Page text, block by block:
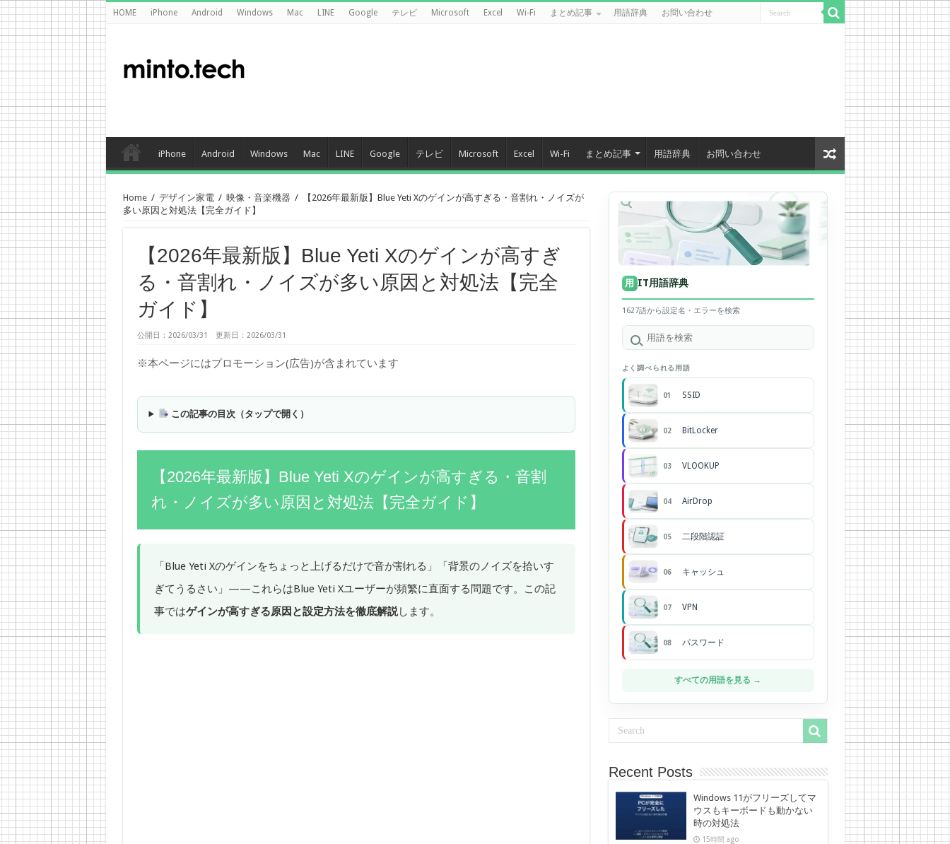
HOME iPhone Android Windows Mac LINE Google テレビ Microsoft Excel Wi-Fi まとめ記事 用語辞典 お問い合わせ
iPhone Android Windows Mac LINE Google テレビ Microsoft Excel Wi-Fi まとめ記事 用語辞典 お問い合わせ
Home / デザイン家電 / 映像・音楽機器 /
【2026年最新版】Blue Yeti Xのゲインが高すぎる・音割れ・ノイズが
多い原因と対処法【完全ガイド】
【2026年最新版】Blue Yeti Xのゲインが高すぎ
る・音割れ・ノイズが多い原因と対処法【完全
ガイド】
公開日：2026/03/31 更新日：2026/03/31
※本ページにはプロモーション(広告)が含まれています
この記事の目次（タップで開く）
【2026年最新版】Blue Yeti Xのゲインが高すぎる・音割
れ・ノイズが多い原因と対処法【完全ガイド】
「Blue Yeti Xのゲインをちょっと上げるだけで音が割れる」「背景のノイズを拾いす
ぎてうるさい」——これらはBlue Yeti Xユーザーが頻繁に直面する問題です。この記
事ではゲインが高すぎる原因と設定方法を徹底解説します。
用 IT用語辞典
1627語から設定名・エラーを検索
よく調べられる用語
01 SSID
02 BitLocker
03 VLOOKUP
04 AirDrop
05 二段階認証
06 キャッシュ
07 VPN
08 パスワード
すべての用語を見る →
Recent Posts
Windows 11がフリーズしてマ
ウスもキーボードも動かない
時の対処法
15時間 ago